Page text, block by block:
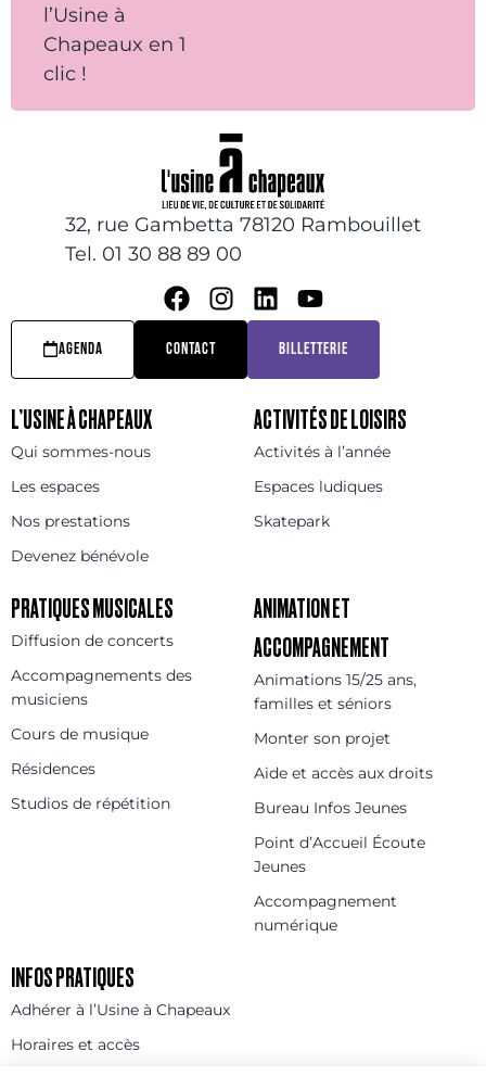
l’Usine à
Chapeaux en 1
clic !
32, rue Gambetta 78120 Rambouillet
Tel. 01 30 88 89 00
AGENDA CONTACT BILLETTERIE
L’USINE À CHAPEAUX
Qui sommes-nous
Les espaces
Nos prestations
Devenez bénévole
ACTIVITÉS DE LOISIRS
Activités à l’année
Espaces ludiques
Skatepark
PRATIQUES MUSICALES
Diffusion de concerts
Accompagnements des
musiciens
Cours de musique
Résidences
Studios de répétition
ANIMATION ET
ACCOMPAGNEMENT
Animations 15/25 ans,
familles et séniors
Monter son projet
Aide et accès aux droits
Bureau Infos Jeunes
Point d’Accueil Écoute
Jeunes
Accompagnement
numérique
INFOS PRATIQUES
Adhérer à l’Usine à Chapeaux
Horaires et accès